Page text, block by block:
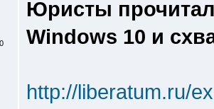
Юристы
Windows 10 и
http://liberatum.ru/